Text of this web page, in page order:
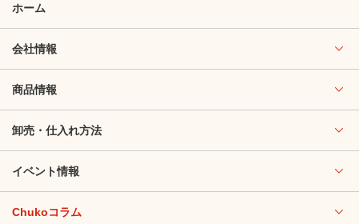
ホーム
会社情報
商品情報
卸売・仕入れ方法
イベント情報
Chukoコラム